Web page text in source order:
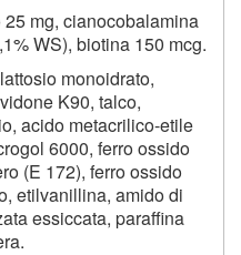
mg, cianocobalamina
WS), biotina 150 mcg.
monoidrato,
K90, talco,
acido metacrilico-etile
6000, ferro ossido
(E 172), ferro ossido
etilvanillina, amido di
essiccata, paraffina